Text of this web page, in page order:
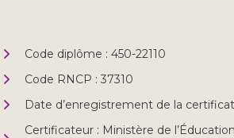
Code diplôme : 450-22110
Code RNCP : 37310
Date d’enregistrement de la
Certificateur : Ministère de